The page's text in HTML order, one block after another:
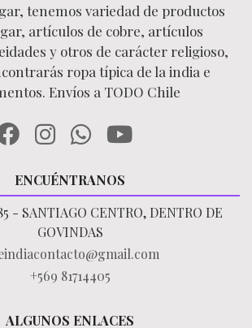
tenemos variedad de productos
artículos de cobre, artículos
y otros de carácter religioso,
ropa típica de la india e
Envíos a TODO Chile
ENCUÉNTRANOS
- SANTIAGO CENTRO, DENTRO DE
GOVINDAS
+569 81714405
ALGUNOS ENLACES